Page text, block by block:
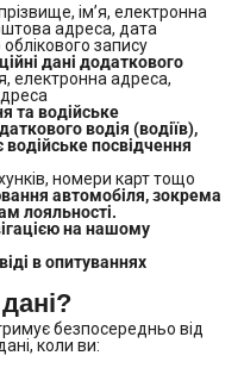
ім’я, електронна
адреса, дата
запису
дані додаткового
електронна адреса,
та водійське
водія (водіїв),
посвідчення
номери карт тощо
автомобіля, зокрема
лояльності.
на нашому
в опитуваннях
безпосередньо від
коли ви: